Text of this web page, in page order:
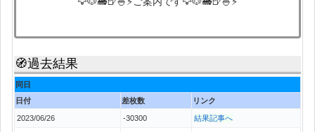
🧭過去結果
同日
日付
差枚数 リンク
2023/06/26 -30300 結果記事へ